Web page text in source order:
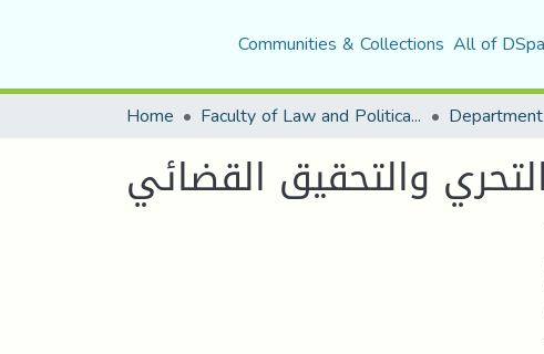
Communities & Collections All of
Home Faculty of Law and Political Science
والتحقيق القضائي